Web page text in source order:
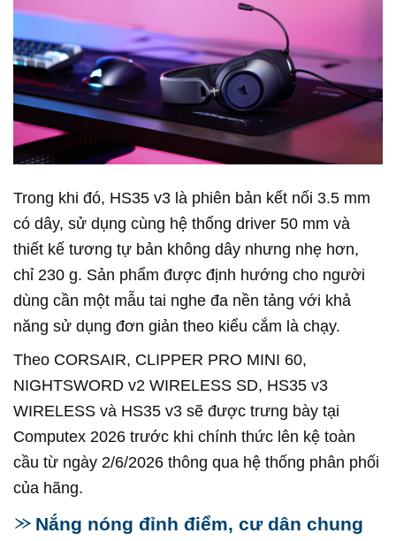
Trong khi đó, HS35 v3 là phiên bản kết nối 3.5 mm
có dây, sử dụng cùng hệ thống driver 50 mm và
thiết kế tương tự bản không dây nhưng nhẹ hơn,
chỉ 230 g. Sản phẩm được định hướng cho người
dùng cần một mẫu tai nghe đa nền tảng với khả
năng sử dụng đơn giản theo kiểu cắm là chạy.
Theo CORSAIR, CLIPPER PRO MINI 60,
NIGHTSWORD v2 WIRELESS SD, HS35 v3
WIRELESS và HS35 v3 sẽ được trưng bày tại
Computex 2026 trước khi chính thức lên kệ toàn
cầu từ ngày 2/6/2026 thông qua hệ thống phân phối
của hãng.
Nắng nóng đỉnh điểm, cư dân chung